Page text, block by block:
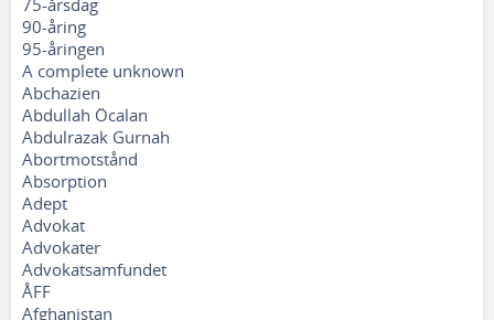
75-årsdag
90-åring
95-åringen
A complete unknown
Abchazien
Abdullah Öcalan
Abdulrazak Gurnah
Abortmotstånd
Absorption
Adept
Advokat
Advokater
Advokatsamfundet
ÅFF
Afghanistan